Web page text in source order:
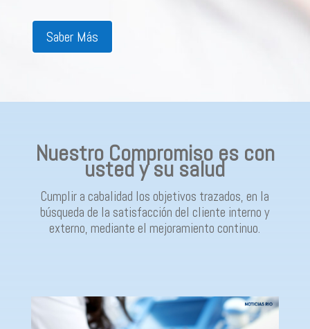
Saber Más
Nuestro Compromiso es con
usted y su salud
Cumplir a cabalidad los objetivos trazados, en la
búsqueda de la satisfacción del cliente interno y
externo, mediante el mejoramiento continuo.